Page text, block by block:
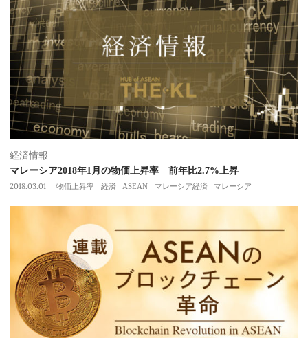
経済情報
マレーシア2018年1月の物価上昇率 前年比2.7%上昇
2018.03.01 物価上昇率 経済 ASEAN マレーシア経済 マレーシア